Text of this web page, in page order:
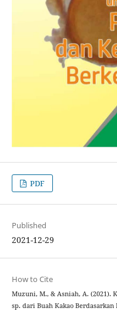
PDF
Published
2021-12-29
How to Cite
Muzuni, M., & Asniah, A. (2021).
sp. dari Buah Kakao